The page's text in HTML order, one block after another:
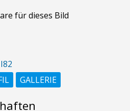
für dieses Bild
GALLERIE